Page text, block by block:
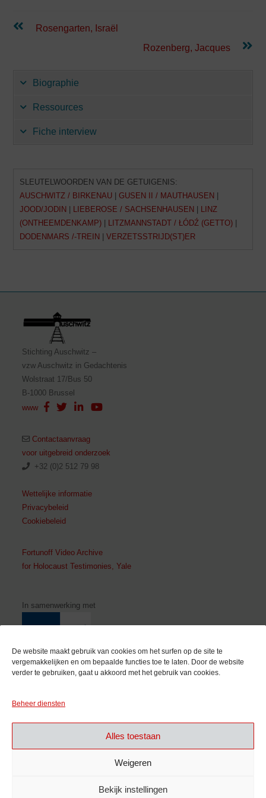
De website maakt gebruik van cookies om het surfen op de site te
vergemakkelijken en om bepaalde functies toe te laten. Door de website
verder te gebruiken, gaat u akkoord met het gebruik van cookies.
Beheer diensten
Alles toestaan
Weigeren
Bekijk instellingen
Lees
verderRosengarten, Israël
Rozenberg, Jacques
Biographie
Ressources
Fiche interview
SLEUTELWOORDEN VAN DE GETUIGENIS:
AUSCHWITZ / BIRKENAU |GUSEN II / MAUTHAUSEN
JOOD/JODIN
LIEBEROSE / SACHSENHAUSEN
LINZ
(ONTHEEMDENKAMP)
LITZMANNSTADT / ŁÓDŹ (GETTO)
DODENMARS /-TREIN
|VERZETSSTRIJD(ST)ER
Stichting Auschwitz –
vzw Auschwitz in Gedachtenis
Wolstraat 17/Bus 50
B-1000 Brussel
www
Contactaanvraag
voor uitgebreid onderzoek
+32 (0)2 512 79 98
Wettelijke informatie
Privacybeleid
Cookiebeleid
Fortunoff Video Archive
for Holocaust Testimonies, Yale
In samenwerking met